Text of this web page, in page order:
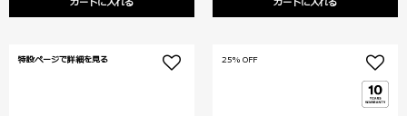
特設ページで詳細を見る 25% OFF